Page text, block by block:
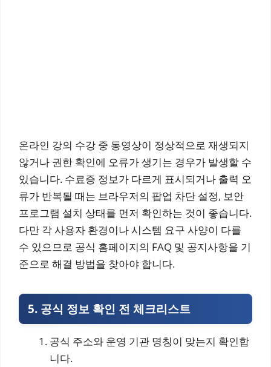
온라인 강의 수강 중 동영상이 정상적으로 재생되지
않거나 권한 확인에 오류가 생기는 경우가 발생할 수
있습니다. 수료증 정보가 다르게 표시되거나 출력 오
류가 반복될 때는 브라우저의 팝업 차단 설정, 보안
프로그램 설치 상태를 먼저 확인하는 것이 좋습니다.
다만 각 사용자 환경이나 시스템 요구 사양이 다를
수 있으므로 공식 홈페이지의 FAQ 및 공지사항을 기
준으로 해결 방법을 찾아야 합니다.
5. 공식 정보 확인 전 체크리스트
공식 주소와 운영 기관 명칭이 맞는지 확인합
니다.